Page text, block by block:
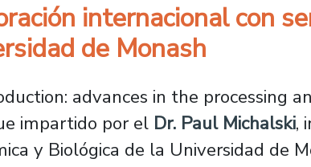
internacional con
de Monash
advances in the processing
impartido por el Dr. Paul Michalski,
y Biológica de la Universidad de